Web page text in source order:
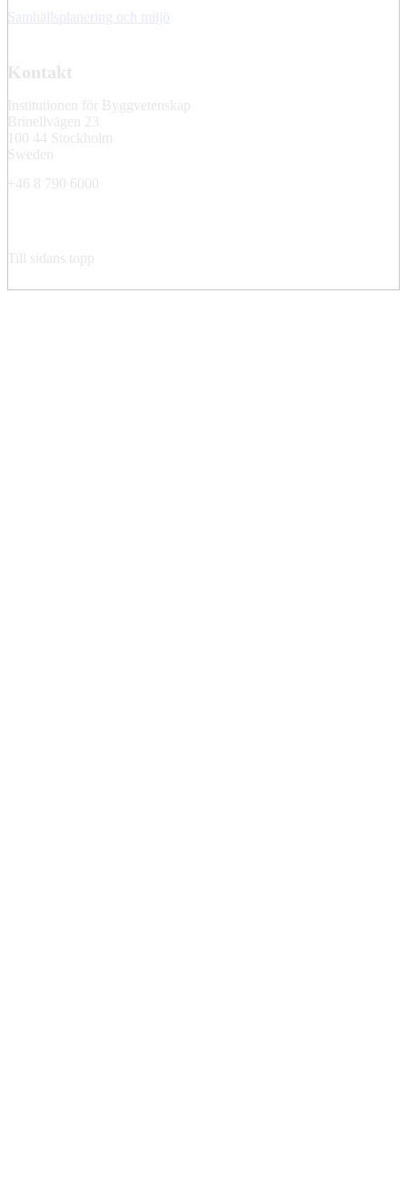
Samhällsplanering och miljö
Kontakt
Institutionen för Byggvetenskap
Brinellvägen 23
100 44 Stockholm
Sweden
+46 8 790 6000
Till sidans topp